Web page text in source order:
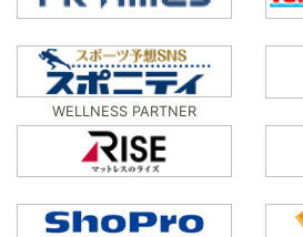
WELLNESS PARTNER